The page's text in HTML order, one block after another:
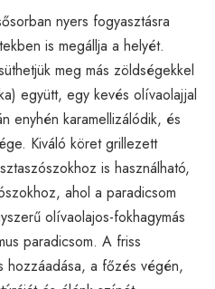
nyers fogyasztásra
is megállja a helyét.
meg más zöldségekkel
együtt, egy kevés olívaolajjal
enyhén karamellizálódik, és
Kiváló köret grillezett
is használható,
ahol a paradicsom
olívaolajos-fokhagymás
paradicsom. A friss
hozzáadása, a főzés végén,